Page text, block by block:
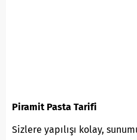
Piramit Pasta Tarifi
Sizlere yapılışı kolay,